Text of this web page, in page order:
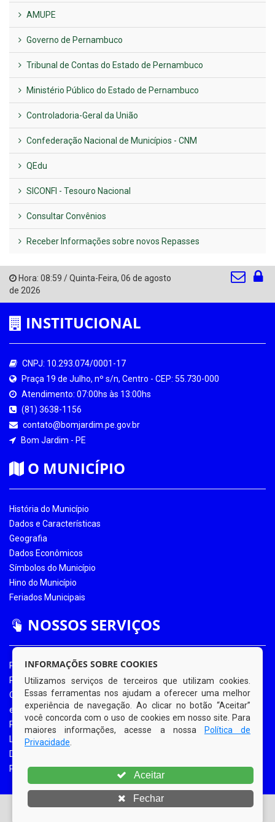
AMUPE
Governo de Pernambuco
Tribunal de Contas do Estado de Pernambuco
Ministério Público do Estado de Pernambuco
Controladoria-Geral da União
Confederação Nacional de Municípios - CNM
QEdu
SICONFI - Tesouro Nacional
Consultar Convênios
Receber Informações sobre novos Repasses
Hora: 08:59 /Quinta-Feira, 06 de agosto
de 2026
INSTITUCIONAL
CNPJ: 10.293.074/0001-17
Praça 19 de Julho, nº s/n, Centro - CEP: 55.730-000
Atendimento: 07:00hs às 13:00hs
(81) 3638-1156
contato@bomjardim.pe.gov.br
Bom Jardim - PE
O MUNICÍPIO
História do Município
Dados e Características
Geografia
Dados Econômicos
Símbolos do Município
Hino do Município
Feriados Municipais
NOSSOS SERVIÇOS
Portal da Transparência
Portal da Transparência COVID-19
Ouvidoria Eletrônica
e-SIC
Processos de Licitação
Licitações em Andamento
Diário Oficial
Portal do Contribuinte
© Copyright 2026 Prefeitura Municipal de Bom Jardim |
INFORMAÇÕES SOBRE COOKIES
Utilizamos serviços de terceiros que utilizam cookies.
Essas ferramentas nos ajudam a oferecer uma melhor
experiência de navegação. Ao clicar no botão “Aceitar”
você concorda com o uso de cookies em nosso site. Para
maiores informações, acesse a nossa
Política de
Privacidade
Aceitar
Fechar